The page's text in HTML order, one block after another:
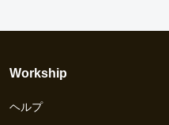
Workship
ヘルプ